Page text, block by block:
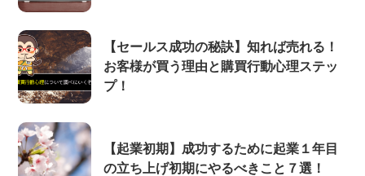
【セールス成功の秘訣】知れば売れる！
お客様が買う理由と購買行動心理ステッ
プ！
【起業初期】成功するために起業１年目
の立ち上げ初期にやるべきこと７選！